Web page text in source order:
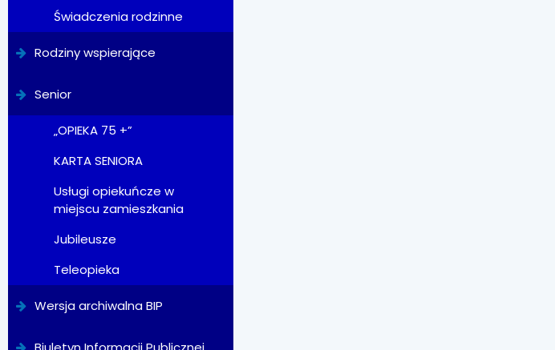
Świadczenia rodzinne
Rodziny wspierające
Senior
„OPIEKA 75 +”
KARTA SENIORA
Usługi opiekuńcze w
miejscu zamieszkania
Jubileusze
Teleopieka
Wersja archiwalna BIP